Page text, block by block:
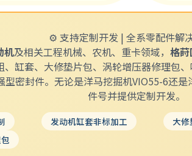
⚙️ 支持定制开发 | 全系零配件解
机及相关工程机械、农机、重卡领域， 格
缸套、大修垫片包、涡轮增压器修理包
型密封件。无论是洋马挖掘机VIO55-6还
件号并提供定制开发。
发动机缸套非标加工 大